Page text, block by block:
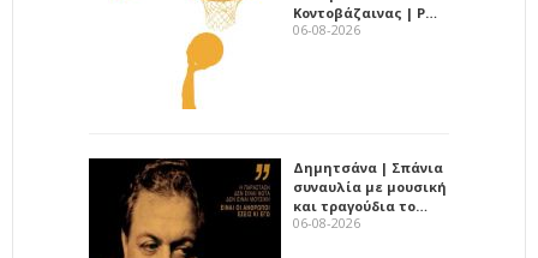
Κοντοβάζαινας | Ρ…
06-08-2026
Δημητσάνα | Σπάνια
συναυλία με μουσική
και τραγούδια το…
06-08-2026